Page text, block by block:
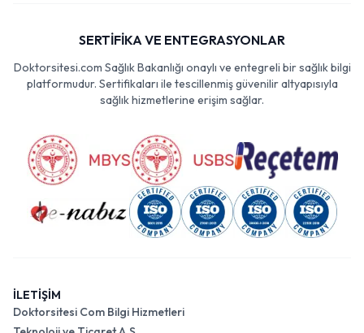
SERTİFİKA VE ENTEGRASYONLAR
Doktorsitesi.com Sağlık Bakanlığı onaylı ve entegreli bir sağlık bilgi
platformudur. Sertifikaları ile tescillenmiş güvenilir altyapısıyla
sağlık hizmetlerine erişim sağlar.
İLETİŞİM
Doktorsitesi Com Bilgi Hizmetleri